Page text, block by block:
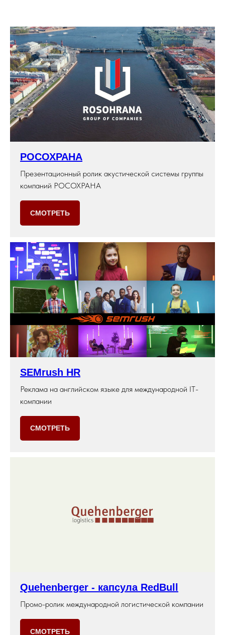
РОСОХРАНА
Презентационный ролик акустической системы группы
компаний РОСОХРАНА
СМОТРЕТЬ
SEMrush HR
Реклама на английском языке для международной IT-
компании
СМОТРЕТЬ
Quehenberger - капсула RedBull
Промо-ролик международной логистической компании
СМОТРЕТЬ